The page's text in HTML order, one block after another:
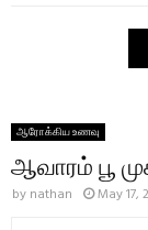
ஆரோக்கிய உணவு
ஆவாரம் பூ
by nathan May 17,